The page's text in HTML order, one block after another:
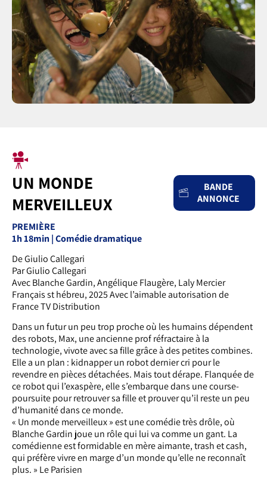
UN MONDE
MERVEILLEUX
BANDE
ANNONCE
PREMIÈRE
1h 18min | Comédie dramatique
De Giulio Callegari
Par Giulio Callegari
Avec Blanche Gardin, Angélique Flaugère, Laly Mercier
Français st hébreu, 2025 Avec l’aimable autorisation de
France TV Distribution
Dans un futur un peu trop proche où les humains dépendent
des robots, Max, une ancienne prof réfractaire à la
technologie, vivote avec sa fille grâce à des petites combines.
Elle a un plan : kidnapper un robot dernier cri pour le
revendre en pièces détachées. Mais tout dérape. Flanquée de
ce robot qui l’exaspère, elle s’embarque dans une course-
poursuite pour retrouver sa fille et prouver qu’il reste un peu
d’humanité dans ce monde.
« Un monde merveilleux » est une comédie très drôle, où
Blanche Gardin joue un rôle qui lui va comme un gant. La
comédienne est formidable en mère aimante, trash et cash,
qui préfère vivre en marge d’un monde qu’elle ne reconnaît
plus. » Le Parisien